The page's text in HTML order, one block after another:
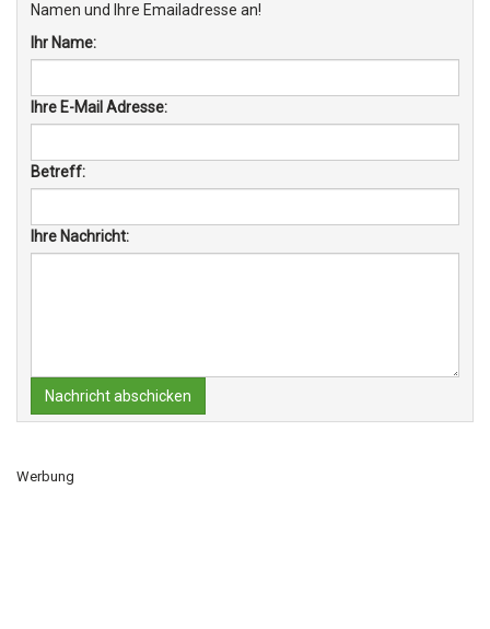
Namen und Ihre Emailadresse an!
Ihr Name:
Ihre E-Mail Adresse:
Betreff:
Ihre Nachricht:
Nachricht abschicken
Werbung